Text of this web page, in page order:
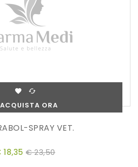
ACQUISTA ORA
SPRAY VET.
18,35 € 23,50